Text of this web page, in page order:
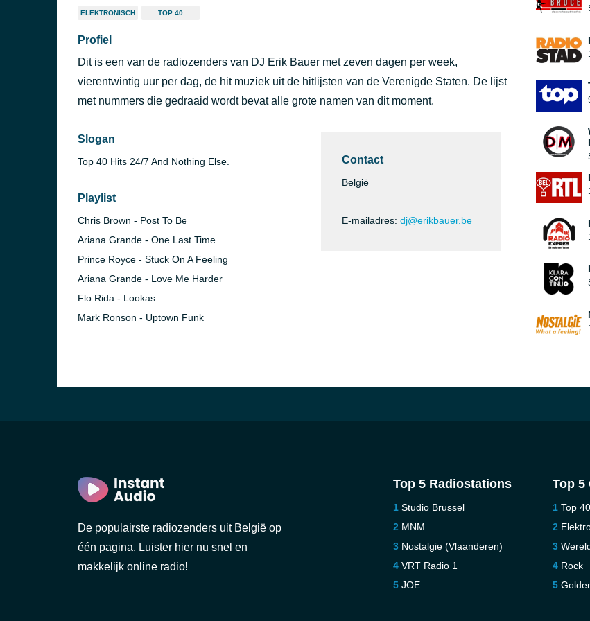
ELEKTRONISCH TOP 40
Profiel
Dit is een van de radiozenders van DJ Erik Bauer met zeven dagen per week,
vierentwintig uur per dag, de hit muziek uit de hitlijsten van de Verenigde Staten. De lijst
met nummers die gedraaid wordt bevat alle grote namen van dit moment.
Slogan
Top 40 Hits 24/7 And Nothing Else.
Playlist
Chris Brown - Post To Be
Ariana Grande - One Last Time
Prince Royce - Stuck On A Feeling
Ariana Grande - Love Me Harder
Flo Rida - Lookas
Mark Ronson - Uptown Funk
Contact
België
E-mailadres: dj@erikbauer.be
De populairste radiozenders uit België op
één pagina. Luister hier nu snel en
makkelijk online radio!
Top 5 Radiostations
Studio Brussel
MNM
Nostalgie (Vlaanderen)
VRT Radio 1
JOE
Top 5
Top 40
Rock